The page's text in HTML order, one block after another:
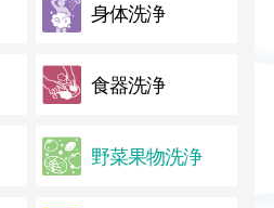
身体洗浄
食器洗浄
野菜果物洗浄